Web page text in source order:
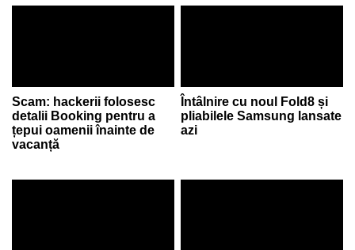
Scam: hackerii folosesc
detalii Booking pentru a
țepui oamenii înainte de
vacanță
Întâlnire cu noul Fold8 și
pliabilele Samsung lansate
azi